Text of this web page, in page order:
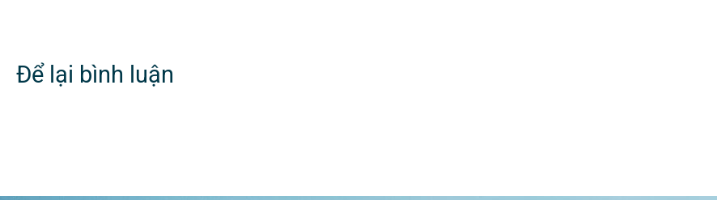
Để lại bình luận